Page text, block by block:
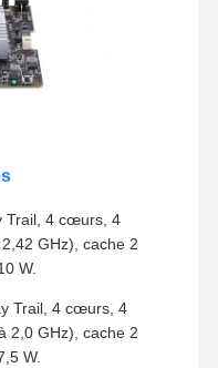
Trail, 4 cœurs, 4
GHz), cache 2
W.
Trail, 4 cœurs, 4
2,0 GHz), cache 2
W.